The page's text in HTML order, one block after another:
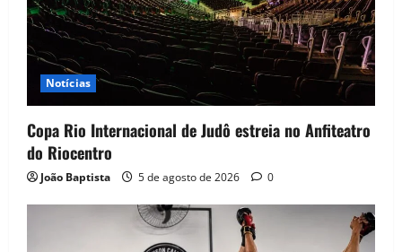
Notícias
Copa Rio Internacional de Judô estreia no Anfiteatro
do Riocentro
João Baptista 5 de agosto de 2026 0